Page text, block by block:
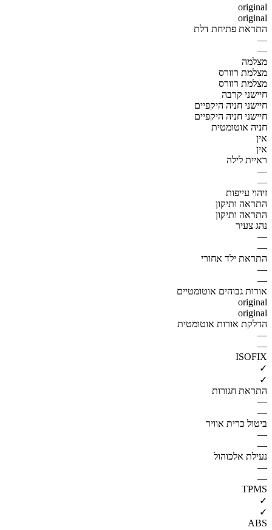
original
original
התראת פתיחת דלת
—
—
מצלמה
מצלמת רוורס
מצלמת רוורס
חיישני קרבה
חיישני חניה היקפיים
חיישני חניה היקפיים
חניה אוטומטית
אין
אין
ראיית לילה
—
—
זיהוי עייפות
התראה ותיקון
התראה ותיקון
נהג צעיר
—
—
התראת ילד אחורי
—
—
אורות גבוהים אוטומטיים
original
original
הדלקת אורות אוטומטית
—
—
ISOFIX
✓
✓
התראת חגורות
—
—
ביטול כרית אוויר
—
—
נעילת אלכוהול
—
—
TPMS
✓
✓
ABS